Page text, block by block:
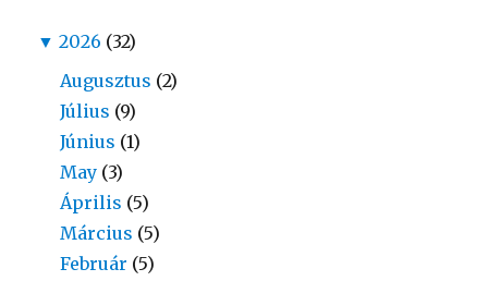
▼ 2026 (32)
Augusztus (2)
Július (9)
Június (1)
May (3)
Április (5)
Március (5)
Február (5)